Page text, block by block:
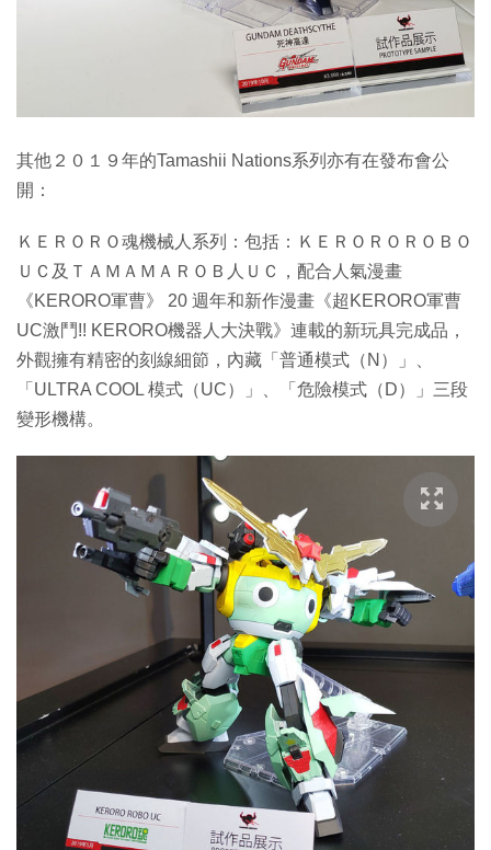
其他２０１９年的Tamashii Nations系列亦有在發布會公
開：
ＫＥＲＯＲＯ魂機械人系列：包括：ＫＥＲＯＲＯＲＯＢＯ
ＵＣ及ＴＡＭＡＭＡＲＯＢ人ＵＣ，配合人氣漫畫
《KERORO軍曹》 20 週年和新作漫畫《超KERORO軍曹
UC激鬥!! KERORO機器人大決戰》連載的新玩具完成品，
外觀擁有精密的刻線細節，內藏「普通模式（N）」、
「ULTRA COOL 模式（UC）」、「危險模式（D）」三段
變形機構。